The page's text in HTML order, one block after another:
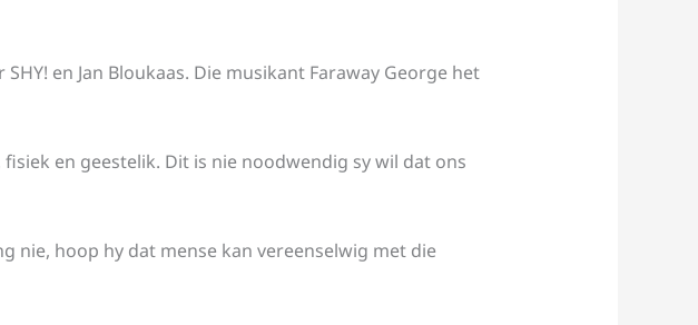
en Jan Bloukaas. Die musikant Faraway George het
en geestelik. Dit is nie noodwendig sy wil dat ons
nie, hoop hy dat mense kan vereenselwig met die